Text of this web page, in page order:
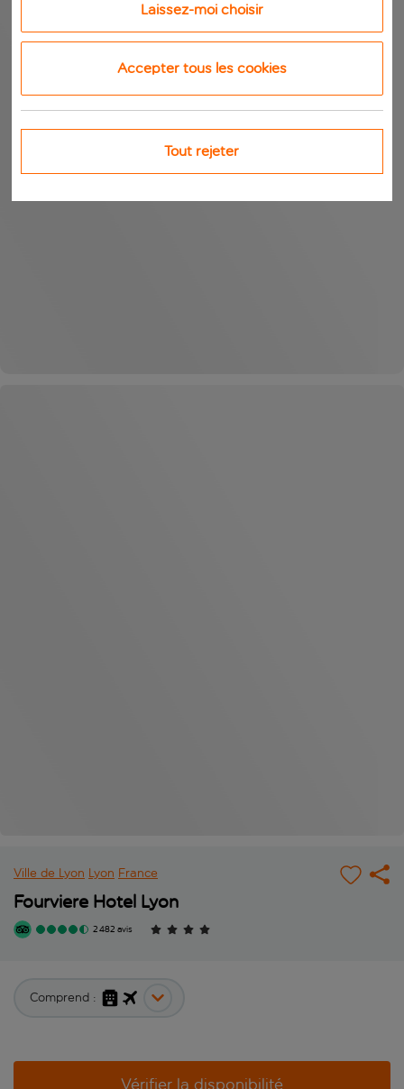
Ville de Lyon Lyon France
Fourviere Hotel Lyon
2 482 avis
Comprend :
Vérifier la disponibilité
Laissez-moi choisir
Accepter tous les cookies
Tout rejeter